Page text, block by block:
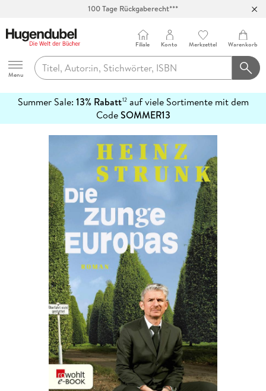
100 Tage Rückgaberecht***
Hugendubel
Menu
Filiale Konto Merkzettel Warenkorb
Summer Sale: 13% Rabatt12auf viele Sortimente mit dem
CodeSOMMER13
erfahren